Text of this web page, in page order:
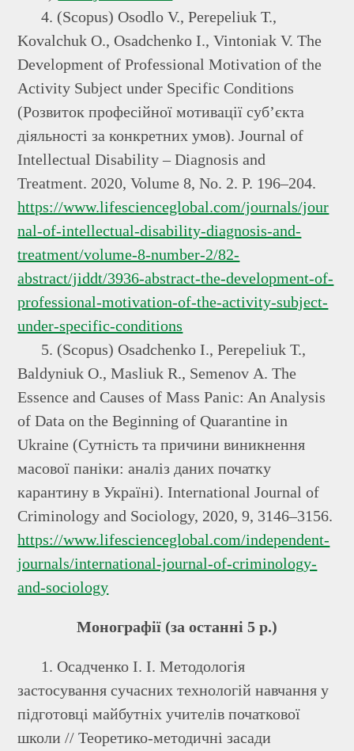
4. (Scopus) Osodlo V., Perepeliuk Т.,
Kovalchuk О., Osadchenko І., Vintoniak V. The
Development of Professional Motivation of the
Activity Subject under Specific Conditions
(Розвиток професійної мотивації суб’єкта
діяльності за конкретних умов). Journal of
Intellectual Disability – Diagnosis and
Treatment. 2020, Volume 8, No. 2. P. 196–204.
https://www.lifescienceglobal.com/journals/jour
nal-of-intellectual-disability-diagnosis-and-
treatment/volume-8-number-2/82-
abstract/jiddt/3936-abstract-the-development-of-
professional-motivation-of-the-activity-subject-
under-specific-conditions
5. (Scopus) Osadchenko І., Perepeliuk Т.,
Baldyniuk О., Masliuk R., Semenov А. The
Essence and Causes of Mass Panic: An Analysis
of Data on the Beginning of Quarantine in
Ukraine (Сутність та причини виникнення
масової паніки: аналіз даних початку
карантину в Україні). International Journal of
Criminology and Sociology, 2020, 9, 3146–3156.
https://www.lifescienceglobal.com/independent-
journals/international-journal-of-criminology-
and-sociology
Монографії (за останні 5 р.)
1. Осадченко І. І. Методологія
застосування сучасних технологій навчання у
підготовці майбутніх учителів початкової
школи // Теоретико-методичні засади